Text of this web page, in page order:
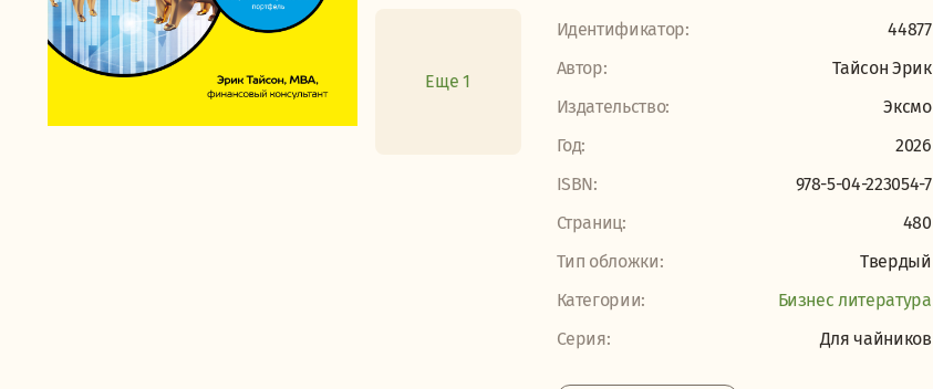
Еще 1
Идентификатор:
44877
Автор:
Тайсон Эрик
Издательство:
Эксмо
Год:
2026
ISBN:
978-5-04-223054-7
Страниц:
480
Тип обложки:
Твердый
Категории:
Бизнес литература
Серия:
Для чайников